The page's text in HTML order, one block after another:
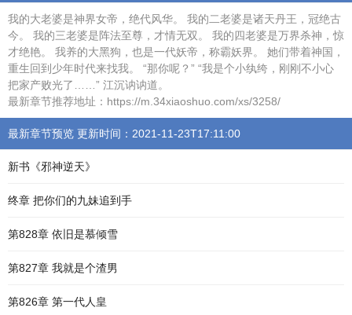
我的大老婆是神界女帝，绝代风华。 我的二老婆是诸天丹王，冠绝古
今。 我的三老婆是阵法至尊，才情无双。 我的四老婆是万界杀神，惊
才绝艳。 我养的大黑狗，也是一代妖帝，称霸妖界。 她们带着神国，
重生回到少年时代来找我。 “那你呢？” “我是个小纨绔，刚刚不小心
把家产败光了……” 江沉讷讷道。
最新章节推荐地址：https://m.34xiaoshuo.com/xs/3258/
最新章节预览 更新时间：2021-11-23T17:11:00
新书《邪神逆天》
终章 把你们的九妹追到手
第828章 依旧是慕倾雪
第827章 我就是个渣男
第826章 第一代人皇